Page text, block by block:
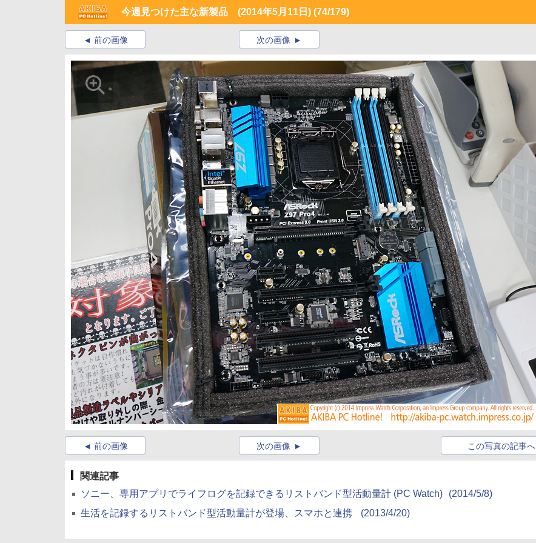
今週見つけた主な新製品 (2014年5月11日) (74/179)
前の画像 次の画像
前の画像 この写真の記事へ
次の画像
関連記事
ソニー、専用アプリでライフログを記録できるリストバンド型活動量計 (PC Watch)
(2014/5/8)
生活を記録するリストバンド型活動量計が登場、スマホと連携
(2013/4/20)